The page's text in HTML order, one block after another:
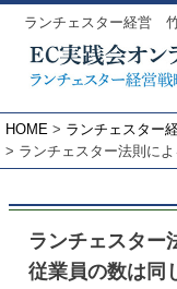
ランチェスター経営
HOME
ランチェスター
ランチェスター法則に
ランチェスター
従業員の数は同